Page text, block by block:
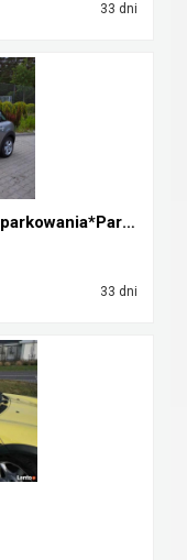
33 dni
Mini 36tys*Klimatronik*Asystent parkowania*Parki p...
33 dni